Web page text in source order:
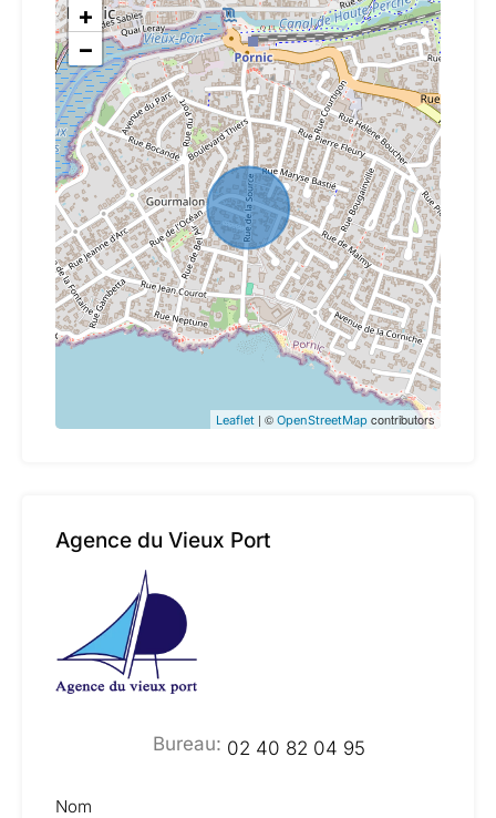
+
−
Leaflet | © OpenStreetMap contributors
Agence du Vieux Port
Bureau: 02 40 82 04 95
Nom